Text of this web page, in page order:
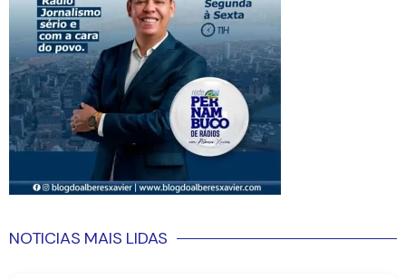
NOTICIAS MAIS LIDAS